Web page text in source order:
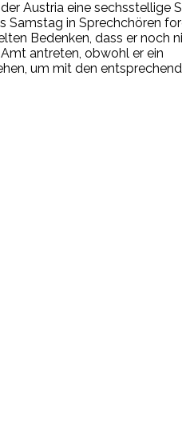
Austria eine sechsstellige
Samstag in Sprechchören
Bedenken, dass er noch
antreten, obwohl er ein
um mit den